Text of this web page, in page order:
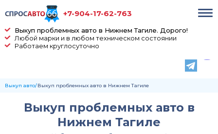
Выкуп проблемных авто в Нижнем Тагиле. Дорого!
Любой марки и в любом техническом состоянии
Работаем круглосуточно
+7-904-17-62-763
Выкуп авто Выкуп проблемных авто в Нижнем Тагиле
Выкуп проблемных авто в
Нижнем Тагиле